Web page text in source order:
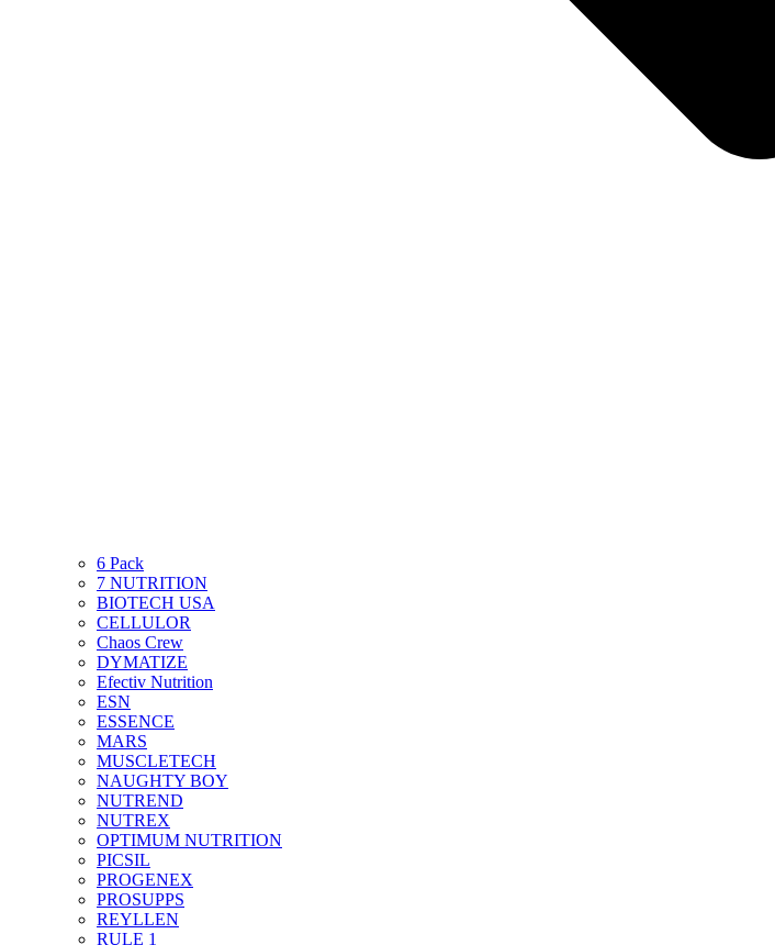
6 Pack
7 NUTRITION
BIOTECH USA
CELLULOR
Chaos Crew
DYMATIZE
Efectiv Nutrition
ESN
ESSENCE
MARS
MUSCLETECH
NAUGHTY BOY
NUTREND
NUTREX
OPTIMUM NUTRITION
PICSIL
PROGENEX
PROSUPPS
REYLLEN
RULE 1